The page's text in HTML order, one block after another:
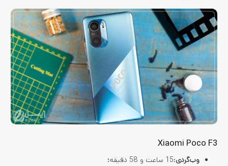
Xiaomi Poco F3
وب‌گردی:15 ساعت و 58 دقیقه؛